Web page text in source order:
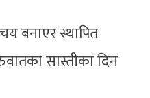
बनाएर स्थापित
सास्तीका दिन